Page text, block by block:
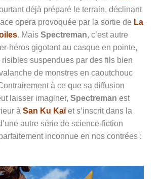
déjà préparé le terrain, déclinant
opera provoquée par la sortie de La
. Mais Spectreman, c’est autre
héros gigotant au casque en pointe,
suspendues par des fils bien
de monstres en caoutchouc
à ce que sa diffusion
laisser imaginer, Spectreman est
à San Ku Kaïet s’inscrit dans la
autre série de science-fiction
inconnue en nos contrées :